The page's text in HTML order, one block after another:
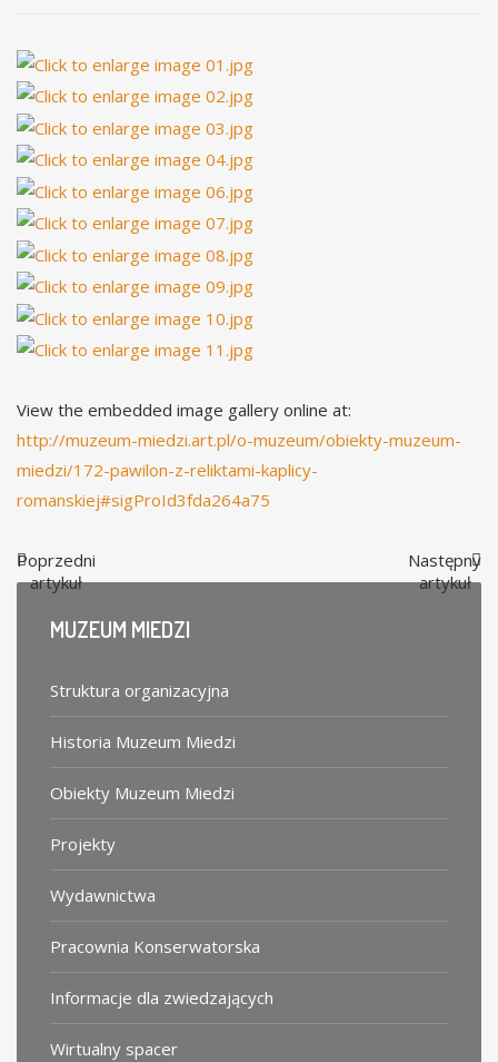
View the embedded image gallery online at:
http://muzeum-miedzi.art.pl/o-muzeum/obiekty-muzeum-
miedzi/172-pawilon-z-reliktami-kaplicy-
romanskiej#sigProId3fda264a75
Poprzedni
artykuł
Następny
artykuł
MUZEUM MIEDZI
Struktura organizacyjna
Historia Muzeum Miedzi
Obiekty Muzeum Miedzi
Projekty
Wydawnictwa
Pracownia Konserwatorska
Informacje dla zwiedzających
Wirtualny spacer